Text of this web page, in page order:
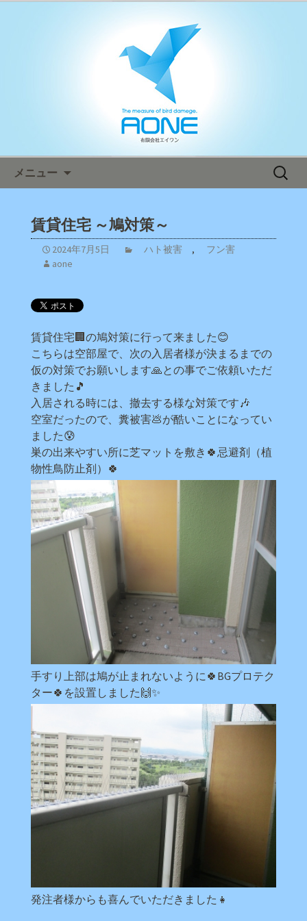
エイワン オフィシャルブログ
メニュー
検
賃貸住宅 ～鳩対策～
2024年7月5日 ハト被害 ,
フン害
aone
賃貸住宅🏢の鳩対策に行って来ました😊
こちらは空部屋で、次の入居者様が決まるまでの
仮の対策でお願いします🙏との事でご依頼いただ
きました🎵
入居される時には、撤去する様な対策です🎶
空室だったので、糞被害💩が酷いことになってい
ました😰
巣の出来やすい所に芝マットを敷き🍀忌避剤（植
物性鳥防止剤）🍀
手すり上部は鳩が止まれないように🍀BGプロテク
ター🍀を設置しました🙌✨
発注者様からも喜んでいただきました👧